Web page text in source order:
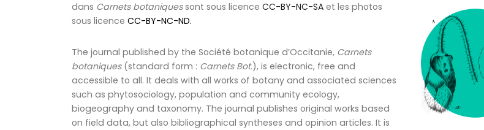
dans Carnets botaniquessont sous licence CC-BY-NC-SA et les photos
sous licence CC-BY-NC-ND.
The journal published by the Société botanique d’Occitanie, Carnets
botaniques (standard form : Carnets Bot.), is electronic, free and
accessible to all. It deals with all works of botany and associated sciences
such as phytosociology, population and community ecology,
biogeography and taxonomy. The journal publishes original works based
on field data, but also bibliographical syntheses and opinion articles. It is